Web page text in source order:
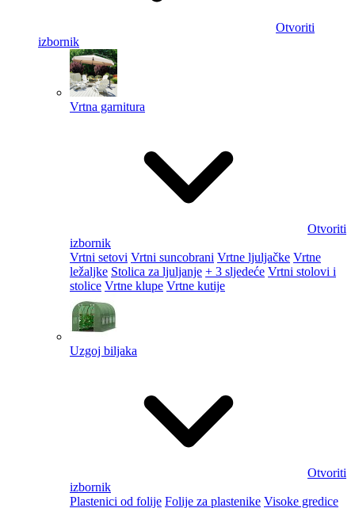
Otvoriti
izbornik
Vrtna garnitura
Otvoriti
izbornik
Vrtni setovi Vrtni suncobrani Vrtne ljuljačke Vrtne
ležaljke Stolica za ljuljanje + 3 sljedeće Vrtni stolovi i
stolice Vrtne klupe Vrtne kutije
Uzgoj biljaka
Otvoriti
izbornik
Plastenici od folije Folije za plastenike Visoke gredice